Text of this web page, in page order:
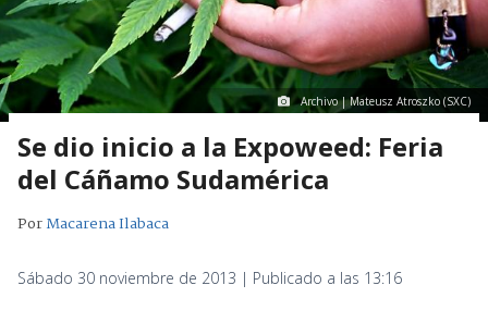
Archivo | Mateusz Atroszko (SXC)
Se dio inicio a la Expoweed: Feria
del Cáñamo Sudamérica
PorMacarena Ilabaca
Sábado 30 noviembre de 2013 | Publicado a las 13:16